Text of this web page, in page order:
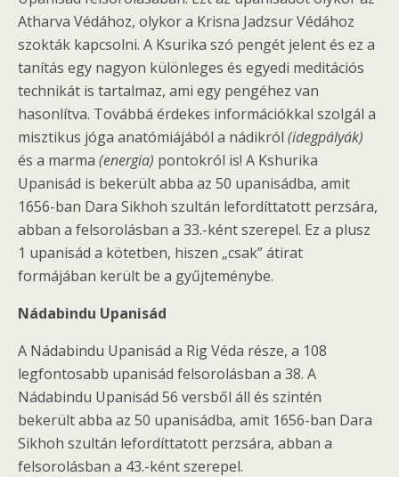
Atharva Védához, olykor a Krisna Jadzsur Védához
szokták kapcsolni. A Ksurika szó pengét jelent és ez a
tanítás egy nagyon különleges és egyedi meditációs
technikát is tartalmaz, ami egy pengéhez van
hasonlítva. Továbbá érdekes információkkal szolgál a
misztikus jóga anatómiájából a nádikról (idegpályák)
és a marma (energia) pontokról is! A Kshurika
Upanisád is bekerült abba az 50 upanisádba, amit
1656-ban Dara Sikhoh szultán lefordíttatott perzsára,
abban a felsorolásban a 33.-ként szerepel. Ez a plusz
1 upanisád a kötetben, hiszen „csak” átirat
formájában került be a gyűjteménybe.
Nádabindu Upanisád
A Nádabindu Upanisád a Rig Véda része, a 108
legfontosabb upanisád felsorolásban a 38. A
Nádabindu Upanisád 56 versből áll és szintén
bekerült abba az 50 upanisádba, amit 1656-ban Dara
Sikhoh szultán lefordíttatott perzsára, abban a
felsorolásban a 43.-ként szerepel.